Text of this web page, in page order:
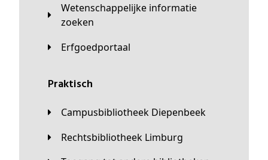
Wetenschappelijke informatie
zoeken
Erfgoedportaal
Praktisch
Campusbibliotheek Diepenbeek
Rechtsbibliotheek Limburg